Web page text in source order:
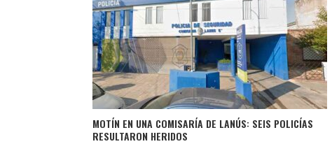
MOTÍN EN UNA COMISARÍA DE LANÚS: SEIS POLICÍAS
RESULTARON HERIDOS